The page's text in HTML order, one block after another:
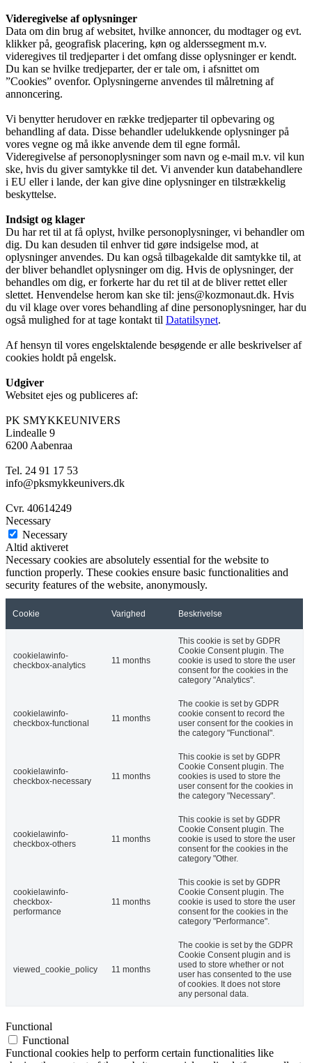
Videregivelse af oplysninger
Data om din brug af websitet, hvilke annoncer, du modtager og evt.
klikker på, geografisk placering, køn og alderssegment m.v.
videregives til tredjeparter i det omfang disse oplysninger er kendt.
Du kan se hvilke tredjeparter, der er tale om, i afsnittet om
”Cookies” ovenfor. Oplysningerne anvendes til målretning af
annoncering.
Vi benytter herudover en række tredjeparter til opbevaring og
behandling af data. Disse behandler udelukkende oplysninger på
vores vegne og må ikke anvende dem til egne formål.
Videregivelse af personoplysninger som navn og e-mail m.v. vil kun
ske, hvis du giver samtykke til det. Vi anvender kun databehandlere
i EU eller i lande, der kan give dine oplysninger en tilstrækkelig
beskyttelse.
Indsigt og klager
Du har ret til at få oplyst, hvilke personoplysninger, vi behandler om
dig. Du kan desuden til enhver tid gøre indsigelse mod, at
oplysninger anvendes. Du kan også tilbagekalde dit samtykke til, at
der bliver behandlet oplysninger om dig. Hvis de oplysninger, der
behandles om dig, er forkerte har du ret til at de bliver rettet eller
slettet. Henvendelse herom kan ske til: jens@kozmonaut.dk. Hvis
du vil klage over vores behandling af dine personoplysninger, har du
også mulighed for at tage kontakt til Datatilsynet.
Af hensyn til vores engelsktalende besøgende er alle beskrivelser af
cookies holdt på engelsk.
Udgiver
Websitet ejes og publiceres af:
PK SMYKKEUNIVERS
Lindealle 9
6200 Aabenraa
Tel. 24 91 17 53
info@pksmykkeunivers.dk
Cvr. 40614249
Necessary
Necessary
Altid aktiveret
Necessary cookies are absolutely essential for the website to
function properly. These cookies ensure basic functionalities and
security features of the website, anonymously.
Cookie Varighed Beskrivelse
cookielawinfo-
checkbox-analytics
11 months
This cookie is set by GDPR
Cookie Consent plugin. The
cookie is used to store the user
consent for the cookies in the
category "Analytics".
cookielawinfo-
checkbox-functional
11 months
The cookie is set by GDPR
cookie consent to record the
user consent for the cookies in
the category "Functional".
cookielawinfo-
checkbox-necessary
11 months
This cookie is set by GDPR
Cookie Consent plugin. The
cookies is used to store the
user consent for the cookies in
the category "Necessary".
cookielawinfo-
checkbox-others
11 months
This cookie is set by GDPR
Cookie Consent plugin. The
cookie is used to store the user
consent for the cookies in the
category "Other.
cookielawinfo-
checkbox-
performance
11 months
This cookie is set by GDPR
Cookie Consent plugin. The
cookie is used to store the user
consent for the cookies in the
category "Performance".
viewed_cookie_policy 11 months
The cookie is set by the GDPR
Cookie Consent plugin and is
used to store whether or not
user has consented to the use
of cookies. It does not store
any personal data.
Functional
Functional
Functional cookies help to perform certain functionalities like